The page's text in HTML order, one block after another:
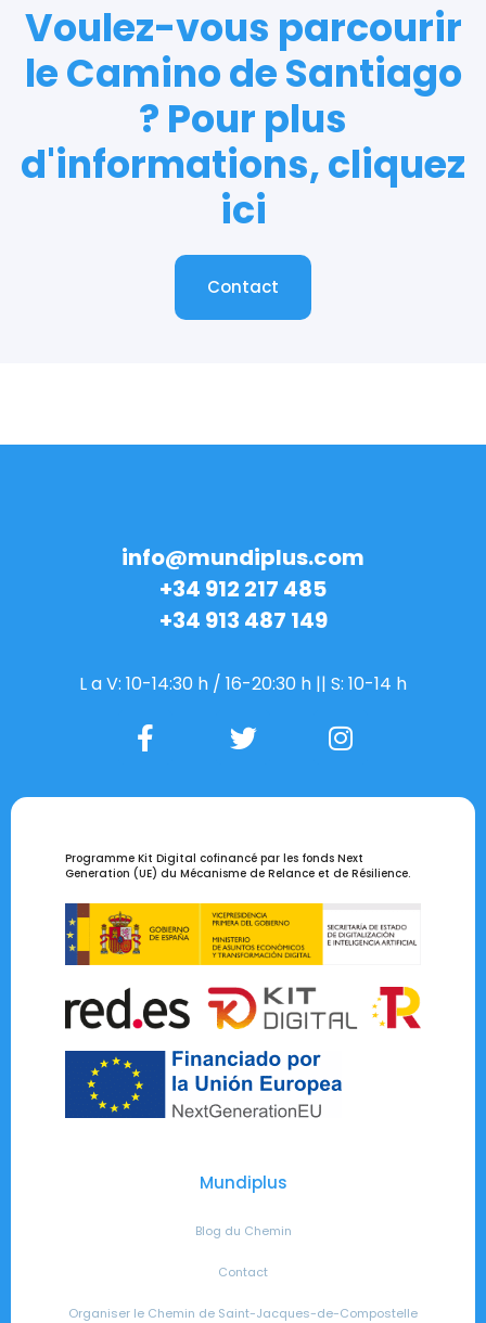
Voulez-vous parcourir
le Camino de Santiago
? Pour plus
d'informations, cliquez
ici
Contact
info@mundiplus.com
+34 912 217 485
+34 913 487 149
L a V: 10-14:30 h / 16-20:30 h || S: 10-14 h
Programme Kit Digital cofinancé par les fonds Next
Generation (UE) du Mécanisme de Relance et de Résilience.
Mundiplus
Blog du Chemin
Contact
Organiser le Chemin de Saint-Jacques-de-Compostelle